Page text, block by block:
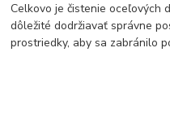
Celkovo je čistenie oceľových
dôležité dodržiavať správne
prostriedky, aby sa zabránilo